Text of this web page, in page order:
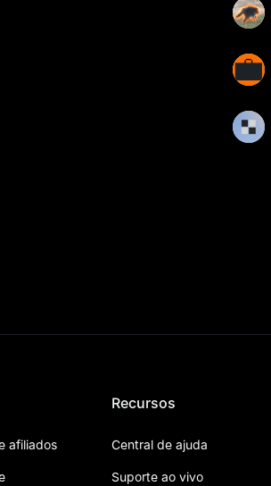
afiliados
Recursos
Central de ajuda
Suporte ao vivo